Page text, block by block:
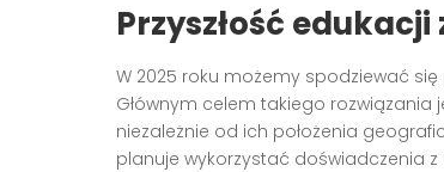
Przyszłość
W 2025 roku możemy spodziewać
Głównym celem takiego
niezależnie od ich położenia
planuje wykorzystać doświadczenia